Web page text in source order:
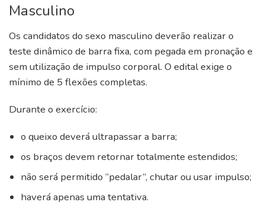
Masculino
Os candidatos do sexo masculino deverão realizar o
teste dinâmico de barra fixa, com pegada em pronação e
sem utilização de impulso corporal. O edital exige o
mínimo de 5 flexões completas.
Durante o exercício:
o queixo deverá ultrapassar a barra;
os braços devem retornar totalmente estendidos;
não será permitido “pedalar”, chutar ou usar impulso;
haverá apenas uma tentativa.